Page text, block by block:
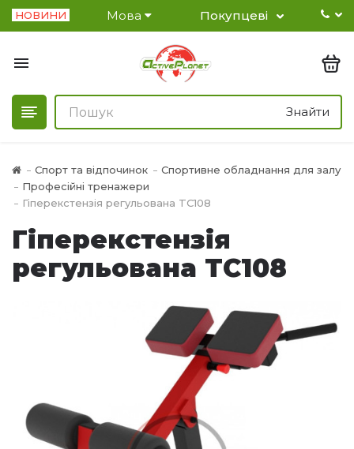
НОВИНИ Мова Покупцеві
Знайти
Спорт та відпочинок
Спортивне обладнання для залу
Професійні тренажери
Гіперекстензія регульована TC108
Гіперекстензія
регульована TC108